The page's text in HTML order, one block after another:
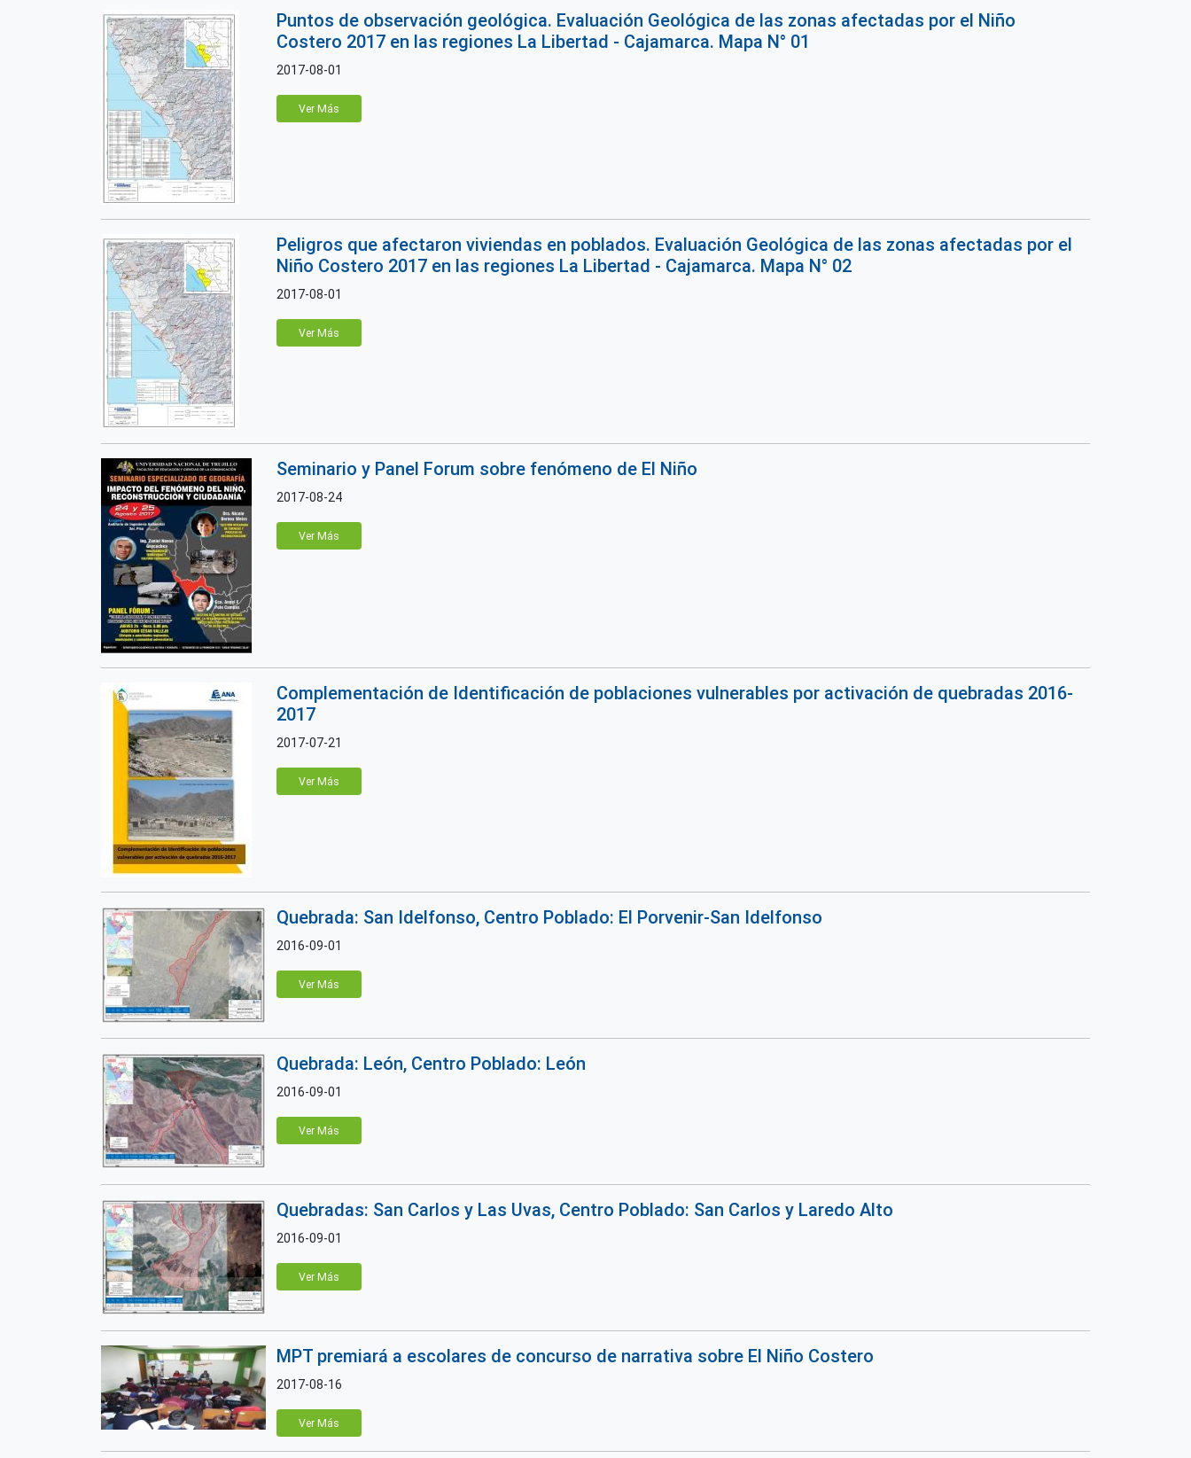
Puntos de observación geológica. Evaluación Geológica de las zonas afectadas por el Niño
Costero 2017 en las regiones La Libertad - Cajamarca. Mapa N° 01
2017-08-01
Ver Más
Peligros que afectaron viviendas en poblados. Evaluación Geológica de las zonas afectadas por el
Niño Costero 2017 en las regiones La Libertad - Cajamarca. Mapa N° 02
2017-08-01
Ver Más
Seminario y Panel Forum sobre fenómeno de El Niño
2017-08-24
Ver Más
Complementación de Identificación de poblaciones vulnerables por activación de quebradas 2016-
2017
2017-07-21
Ver Más
Quebrada: San Idelfonso, Centro Poblado: El Porvenir-San Idelfonso
2016-09-01
Ver Más
Quebrada: León, Centro Poblado: León
2016-09-01
Ver Más
Quebradas: San Carlos y Las Uvas, Centro Poblado: San Carlos y Laredo Alto
2016-09-01
Ver Más
MPT premiará a escolares de concurso de narrativa sobre El Niño Costero
2017-08-16
Ver Más